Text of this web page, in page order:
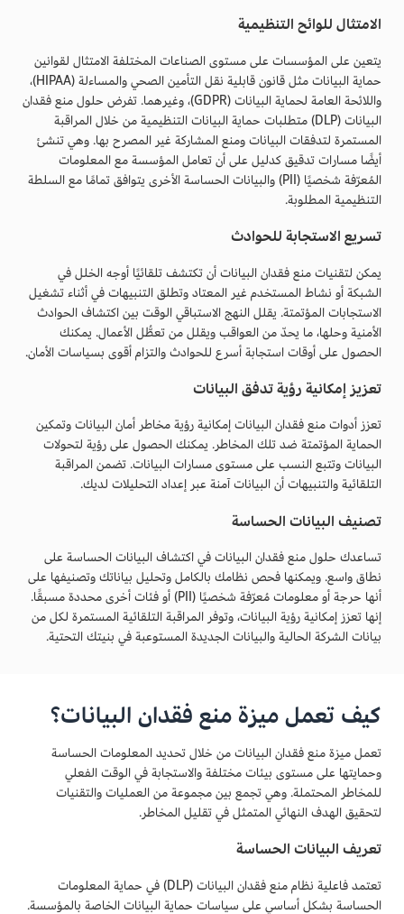
الامتثال للوائح التنظيمية
يتعين على المؤسسات على مستوى الصناعات المختلفة الامتثال لقوانين
حماية البيانات مثل قانون قابلية نقل التأمين الصحي والمساءلة (HIPAA)،
واللائحة العامة لحماية البيانات (GDPR)، وغيرهما. تفرض حلول منع فقدان
البيانات (DLP) متطلبات حماية البيانات التنظيمية من خلال المراقبة
المستمرة لتدفقات البيانات ومنع المشاركة غير المصرح بها. وهي تنشئ
أيضًا مسارات تدقيق كدليل على أن تعامل المؤسسة مع المعلومات
المُعرّفة شخصيًا (PII) والبيانات الحساسة الأخرى يتوافق تمامًا مع السلطة
التنظيمية المطلوبة.
تسريع الاستجابة للحوادث
يمكن لتقنيات منع فقدان البيانات أن تكتشف تلقائيًا أوجه الخلل في
الشبكة أو نشاط المستخدم غير المعتاد وتطلق التنبيهات في أثناء تشغيل
الاستجابات المؤتمتة. يقلل النهج الاستباقي الوقت بين اكتشاف الحوادث
الأمنية وحلها، ما يحدّ من العواقب ويقلل من تعطُّل الأعمال. يمكنك
الحصول على أوقات استجابة أسرع للحوادث والتزام أقوى بسياسات الأمان.
تعزيز إمكانية رؤية تدفق البيانات
تعزز أدوات منع فقدان البيانات إمكانية رؤية مخاطر أمان البيانات وتمكين
الحماية المؤتمتة ضد تلك المخاطر. يمكنك الحصول على رؤية لتحولات
البيانات وتتبع النسب على مستوى مسارات البيانات. تضمن المراقبة
التلقائية والتنبيهات أن البيانات آمنة عبر إعداد التحليلات لديك.
تصنيف البيانات الحساسة
تساعدك حلول منع فقدان البيانات في اكتشاف البيانات الحساسة على
نطاق واسع. ويمكنها فحص نظامك بالكامل وتحليل بياناتك وتصنيفها على
أنها حرجة أو معلومات مُعرّفة شخصيًا (PII) أو فئات أخرى محددة مسبقًا.
إنها تعزز إمكانية رؤية البيانات، وتوفر المراقبة التلقائية المستمرة لكل من
بيانات الشركة الحالية والبيانات الجديدة المستوعبة في بنيتك التحتية.
كيف تعمل ميزة منع فقدان البيانات؟
تعمل ميزة منع فقدان البيانات من خلال تحديد المعلومات الحساسة
وحمايتها على مستوى بيئات مختلفة والاستجابة في الوقت الفعلي
للمخاطر المحتملة. وهي تجمع بين مجموعة من العمليات والتقنيات
لتحقيق الهدف النهائي المتمثل في تقليل المخاطر.
تعريف البيانات الحساسة
تعتمد فاعلية نظام منع فقدان البيانات (DLP) في حماية المعلومات
الحساسة بشكل أساسي على سياسات حماية البيانات الخاصة بالمؤسسة.